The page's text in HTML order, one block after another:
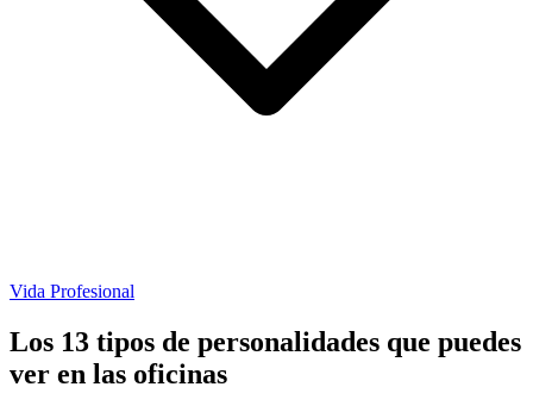
Vida Profesional
Los 13 tipos de personalidades que puedes
ver en las oficinas